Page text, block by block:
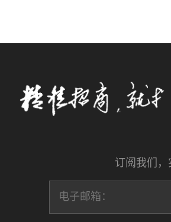
订阅我们，